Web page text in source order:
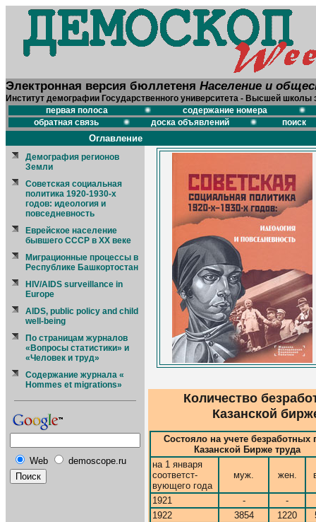
Электронная версия бюллетеня Население и
Институт демографии Государственного университета - Высшей школы
первая полоса
содержание номера
обратная связь
доска объявлений поиск
Оглавление
Демография регионов
Земли
Советская социальная
политика 1920-1930-x
годов: идеология и
повседневность
Еврейское население
бывшего СССР в ХХ веке
Миграционные процессы в
Республике Башкортостан
HIV/AIDS surveillance in
Europe
AIDS, public policy and child
well-being
По страницам журналов
«Вопросы статистики» и
«Человек и труд»
Содержание журнала «
Hommes et migrations»
Web demoscope.ru
Количество
Казанской
Состояло на учете безработных
Казанской Бирже труда
на 1 января
соответст-
вующего года
муж. жен.
1921 -
-
1922
3854 1220